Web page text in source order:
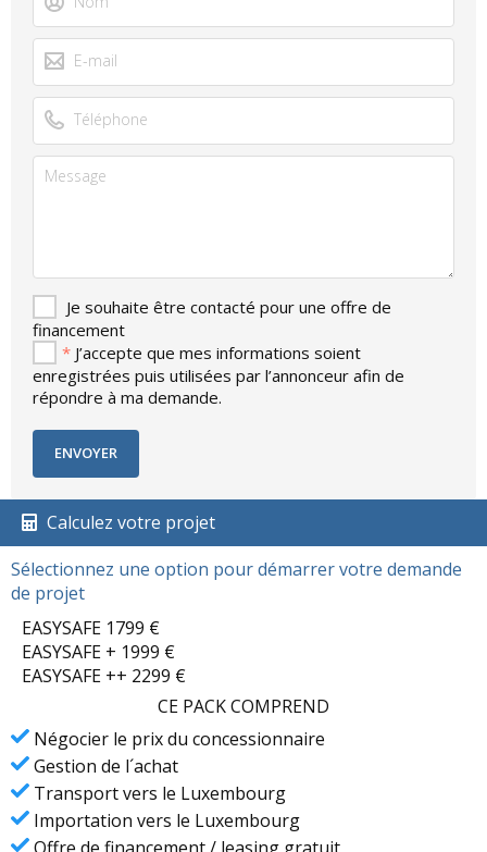
Calculez votre projet
Sélectionnez une option pour démarrer votre demande
de projet
EASYSAFE 1799 €
EASYSAFE + 1999 €
EASYSAFE ++ 2299 €
CE PACK COMPREND
Négocier le prix du concessionnaire
Gestion de l´achat
Transport vers le Luxembourg
Importation vers le Luxembourg
Je souhaite être contacté pour une offre de
financement
* J’accepte que mes informations soient
enregistrées puis utilisées par l’annonceur afin de
répondre à ma demande.